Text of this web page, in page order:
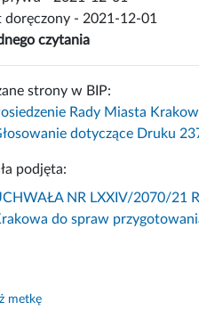
doręczony - 2021-12-01
czytania
strony w BIP:
Rady Miasta
dotyczące Druku
podjęta:
NR LXXIV/2070/21
do spraw
metkę